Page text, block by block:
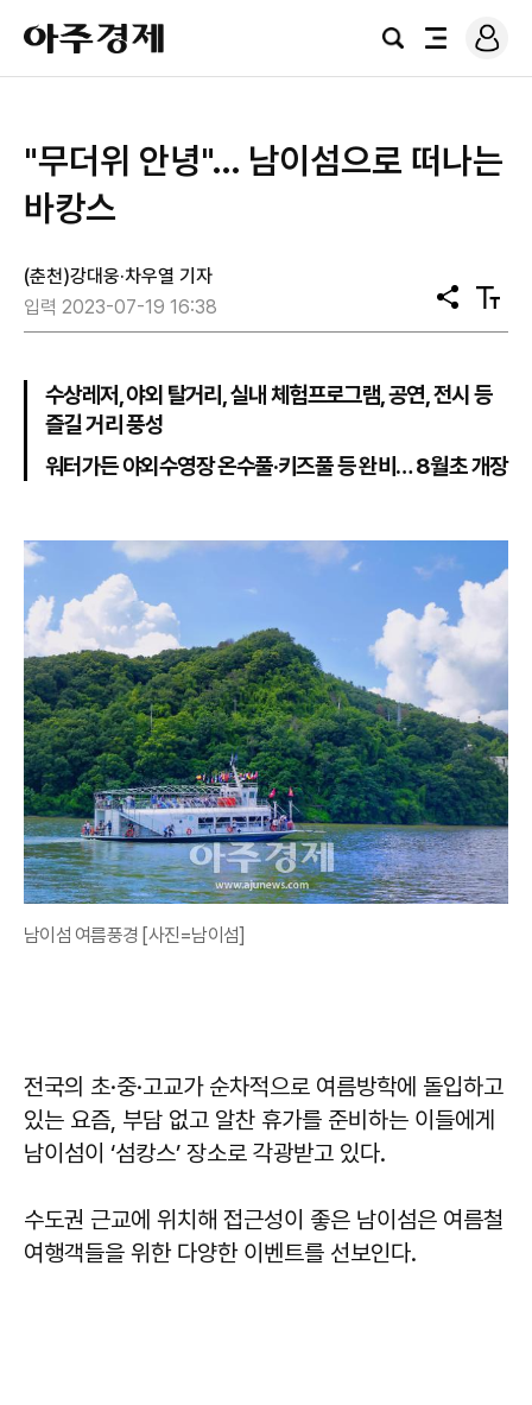
아
주
경
검
전
로
그
"무더위 안녕"… 남이섬으로 떠나는
바캉스
(춘천)강대웅·차우열 기자
입력 2023-07-19 16:38
공
유
텍
스
기
수상레저, 야외 탈거리, 실내 체험프로그램, 공연, 전시 등
즐길 거리 풍성
워터가든 야외수영장 온수풀·키즈풀 등 완비… 8월초 개장
남이섬 여름풍경 [사진=남이섬]
전국의 초·중·고교가 순차적으로 여름방학에 돌입하고
있는 요즘, 부담 없고 알찬 휴가를 준비하는 이들에게
남이섬이 ‘섬캉스’ 장소로 각광받고 있다.
수도권 근교에 위치해 접근성이 좋은 남이섬은 여름철
여행객들을 위한 다양한 이벤트를 선보인다.